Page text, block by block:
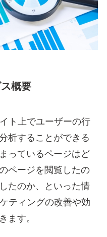
概要
ト上でユーザーの行
析することができる
っているページはど
ページを閲覧したの
たのか、といった情
ティングの改善や効
ます。